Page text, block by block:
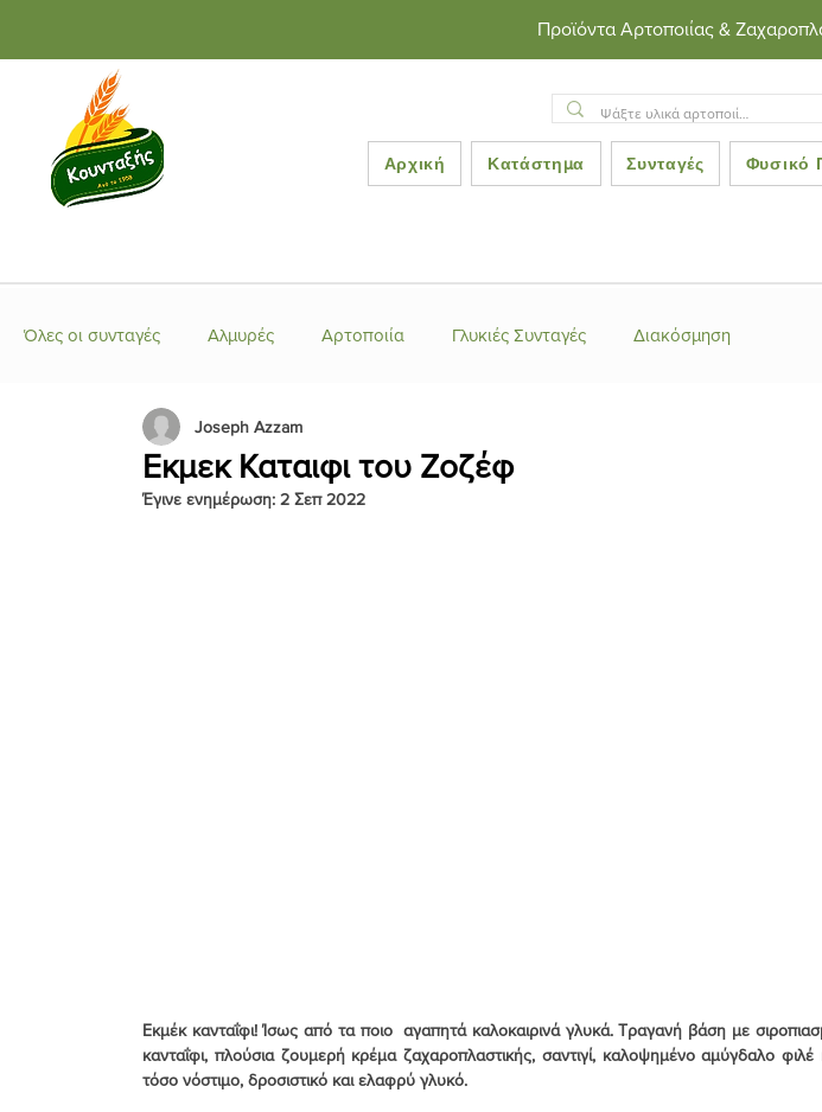
Προϊόντα Αρτοποιίας &
Αρχική Κατάστημα Συνταγές Φυσικό
Όλες οι συνταγές Αλμυρές Αρτοποιία Γλυκιές Συνταγές Διακόσμηση
Ελληνικές Συνταγές Έτοιμα μείγματα
Εκμεκ Καταιφι του Ζοζέφ
Joseph Azzam
Έγινε ενημέρωση: 2 Σεπ 2022
Εκμέκ κανταΐφι! Ίσως από τα ποιο  αγαπητά καλοκαιρινά γλυκά. Τραγανή βάση με
κανταΐφι, πλούσια ζουμερή κρέμα ζαχαροπλαστικής, σαντιγί, καλοψημένο αμύγδαλο
τόσο νόστιμο, δροσιστικό και ελαφρύ γλυκό.